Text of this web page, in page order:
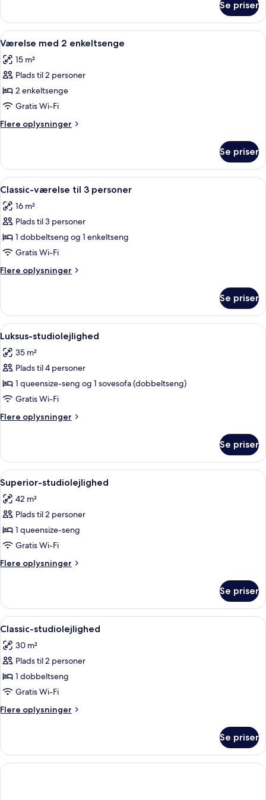
Se priser
Indlæs
alle
billeder
af
Værelse
med
2
enkeltsenge
Egyptiske bomuldslagner, premium-
5
Værelse med 2 enkeltsenge
15 m²
Plads til 2 personer
2 enkeltsenge
Gratis Wi-Fi
Flere oplysninger
Flere
med
enkeltsenge
Se priser
Indlæs
alle
billeder
af
Classic-
værelse
til
3
Egyptiske bomuldslagner, premium-
4
Classic-værelse til 3 personer
16 m²
Plads til 3 personer
1 dobbeltseng og 1 enkeltseng
Gratis Wi-Fi
Flere oplysninger
Flere
værelse
til
3
Se priser
Indlæs
alle
billeder
af
Luksus-
studiolejlighed
Egyptiske bomuldslagner, premium-
5
Luksus-studiolejlighed
35 m²
Plads til 4 personer
1 queensize-seng og 1 sovesofa (dobbeltseng)
Gratis Wi-Fi
Flere oplysninger
Flere
studiolejlighed
Se priser
Indlæs
alle
billeder
af
Superior-
studiolejlighed
Egyptiske bomuldslagner, premium-
7
Superior-studiolejlighed
42 m²
Plads til 2 personer
1 queensize-seng
Gratis Wi-Fi
Flere oplysninger
Flere
studiolejlighed
Se priser
Indlæs
alle
billeder
af
Classic-
studiolejlighed
Classic-studiolejlighed | Privat
9
Classic-studiolejlighed
30 m²
Plads til 2 personer
1 dobbeltseng
Gratis Wi-Fi
Flere oplysninger
Flere
studiolejlighed
Se priser